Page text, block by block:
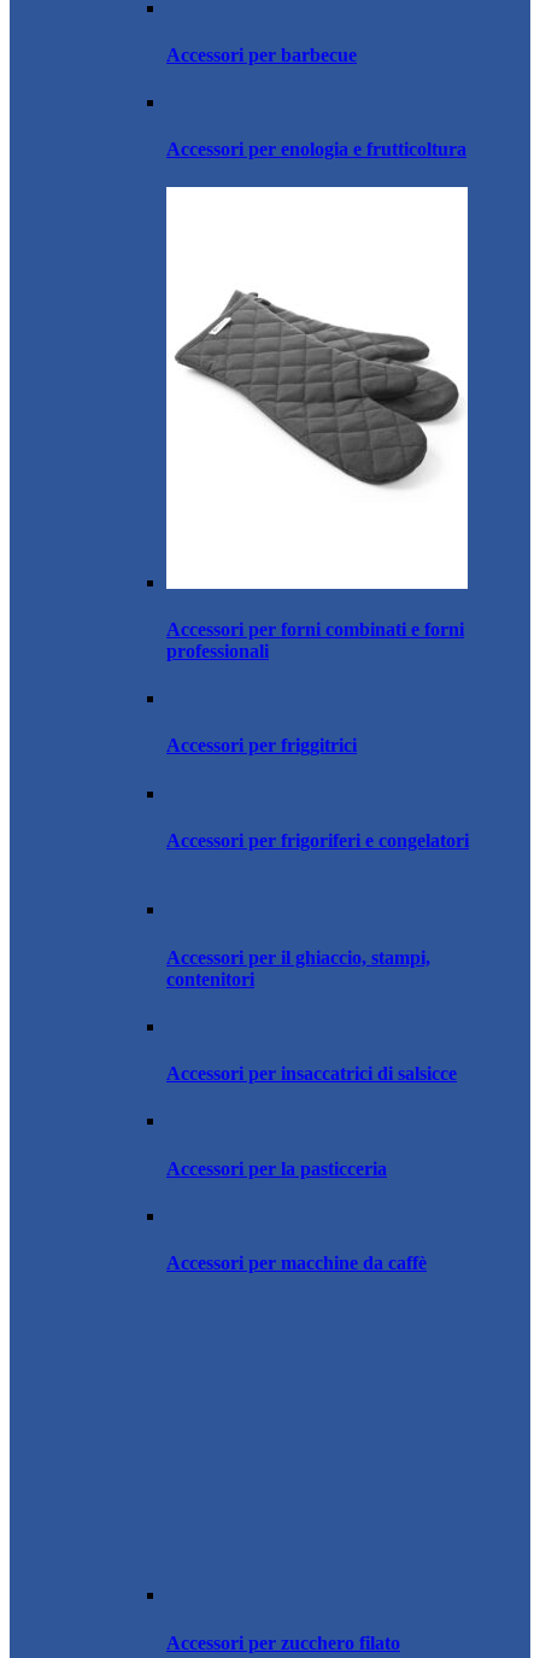
Accessori per barbecue
Accessori per enologia e frutticoltura
Accessori per forni combinati e forni
professionali
Accessori per friggitrici
Accessori per frigoriferi e congelatori
Accessori per il ghiaccio, stampi,
contenitori
Accessori per insaccatrici di salsicce
Accessori per la pasticceria
Accessori per macchine da caffè
Accessori per zucchero filato